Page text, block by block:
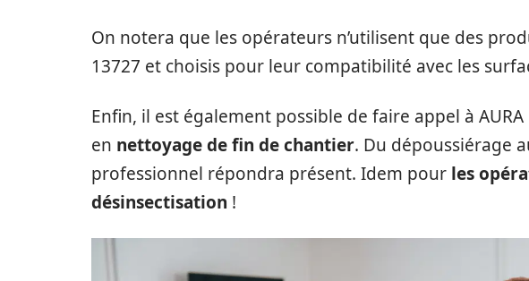
On notera que les opérateurs n’utilisent que des
13727 et choisis pour leur compatibilité avec les
Enfin, il est également possible de faire appel à
en nettoyage de fin de chantier. Du dépoussiérage
professionnel répondra présent. Idem pour les
désinsectisation !